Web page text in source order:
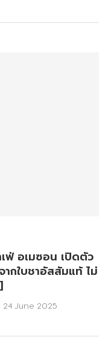
ฟ่ อเมซอน เปิดตัว
กใบชาอัสสัมแท้ ไม่
24 June 2025